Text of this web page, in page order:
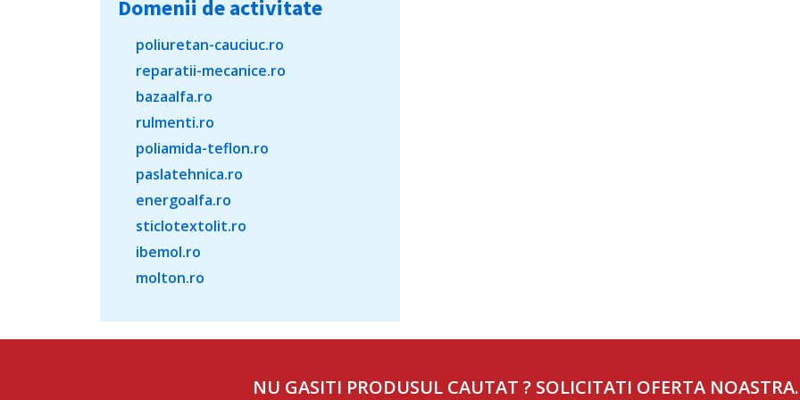
Domenii de activitate
poliuretan-cauciuc.ro
reparatii-mecanice.ro
bazaalfa.ro
rulmenti.ro
poliamida-teflon.ro
paslatehnica.ro
energoalfa.ro
sticlotextolit.ro
ibemol.ro
molton.ro
NU GASITI PRODUSUL CAUTAT ? SOLICITATI OFERTA NOASTRA.